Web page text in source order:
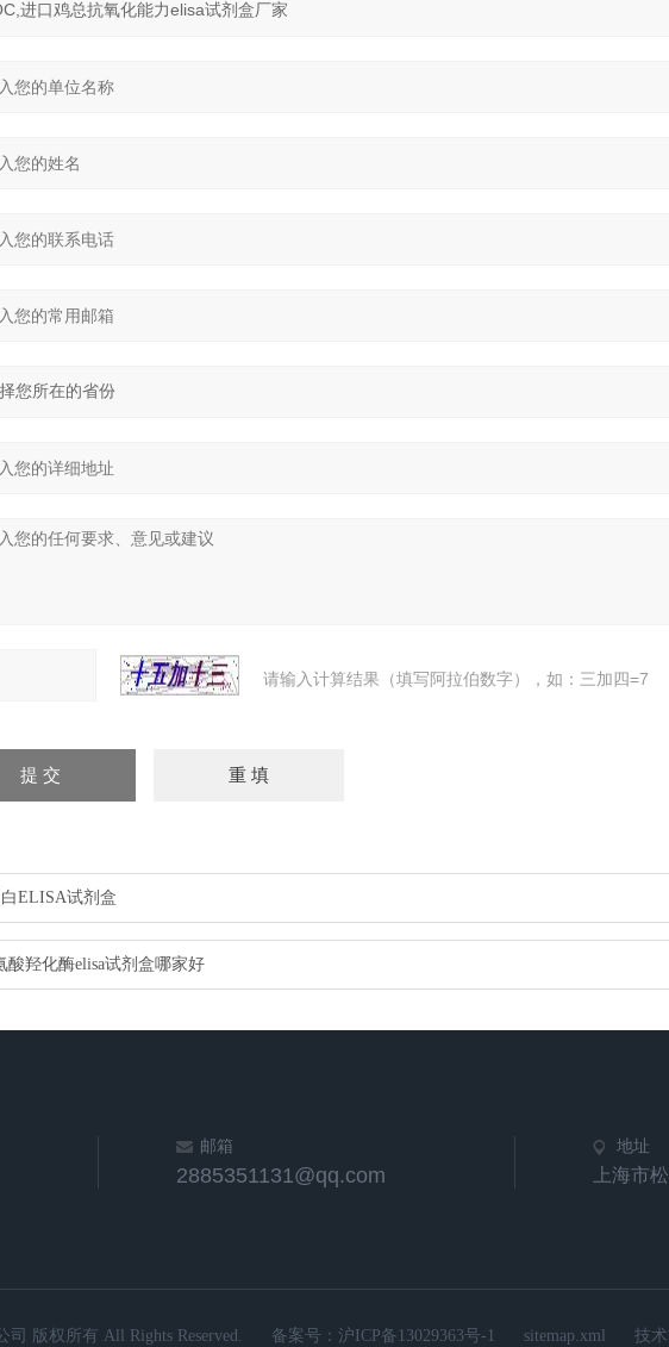
请输入计算结果（填写阿拉伯数字），如：三加四=7
ELISA试剂盒
酸羟化酶elisa试剂盒哪家好
邮箱
2885351131@qq.com
地址
上海市
版权所有 All Rights Reserved. 备案号： 沪ICP备13029363号-1 sitemap.xml 技术